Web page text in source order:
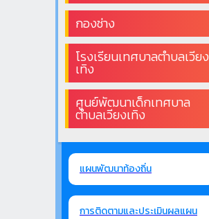
กองช่าง
โรงเรียนเทศบาลตำบลเวียง
เทิง
ศูนย์พัฒนาเด็กเทศบาล
ตำบลเวียงเทิง
แผนพัฒนาท้องถิ่น
การติดตามและประเมินผลแผน